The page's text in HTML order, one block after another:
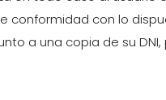
conformidad con lo
a una copia de su